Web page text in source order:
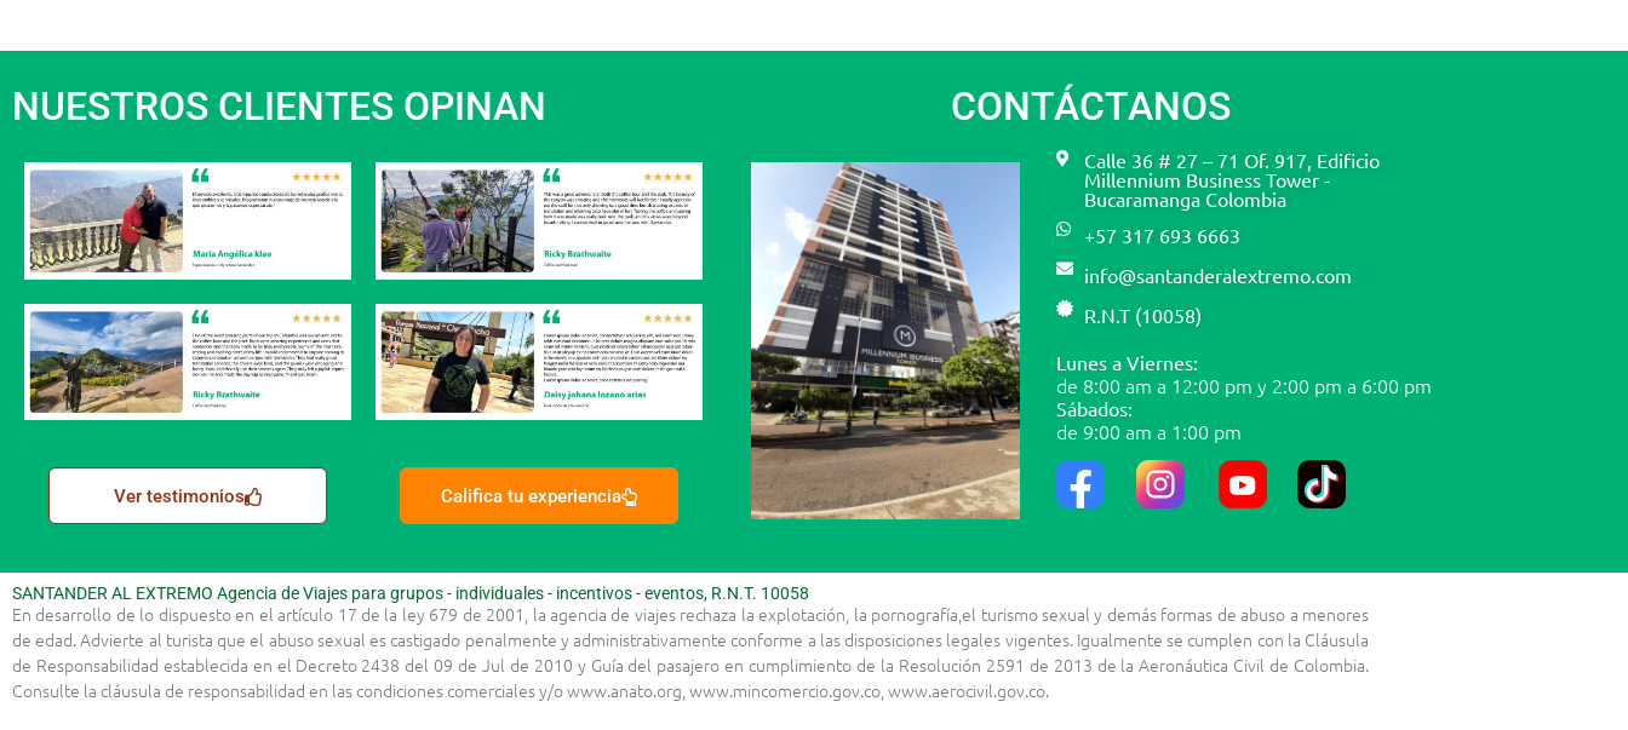
NUESTROS CLIENTES OPINAN
Ver testimonios Califica tu experiencia
CONTÁCTANOS
Calle 36 # 27 – 71 Of. 917, Edificio
Millennium Business Tower -
Bucaramanga Colombia
+57 317 693 6663
info@santanderalextremo.com
R.N.T (10058)
Lunes a Viernes:
de 8:00 am a 12:00 pm y 2:00 pm a 6:00 pm
Sábados:
de 9:00 am a 1:00 pm
SANTANDER AL EXTREMO Agencia de Viajes para grupos - individuales - incentivos - eventos, R.N.T. 10058
En desarrollo de lo dispuesto en el artículo 17 de la ley 679 de 2001, la agencia de viajes rechaza la explotación, la pornografía,el turismo sexual y demás formas de abuso a menores
de edad. Advierte al turista que el abuso sexual es castigado penalmente y administrativamente conforme a las disposiciones legales vigentes. Igualmente se cumplen con la Cláusula
de Responsabilidad establecida en el Decreto 2438 del 09 de Jul de 2010 y Guía del pasajero en cumplimiento de la Resolución 2591 de 2013 de la Aeronáutica Civil de Colombia.
Consulte la cláusula de responsabilidad en las condiciones comerciales y/o www.anato.org, www.mincomercio.gov.co, www.aerocivil.gov.co.